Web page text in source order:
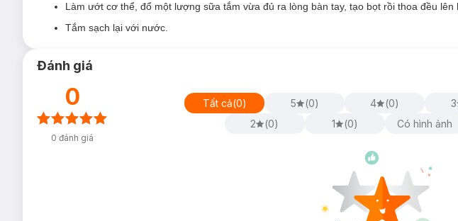
Làm ướt cơ thể, đổ một lượng sữa tắm vừa đủ ra lòng bàn tay, tạo bọt rồi thoa đều lên
Tắm sạch lại với nước.
Đánh giá
0
0 đánh giá
Tất cả(0) 5 (0) 4 (0) 3
2
(0) 1 (0) Có hình ảnh